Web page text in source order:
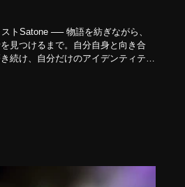
トSatone ── 物語を紡ぎながら、
見つけるまで。自分自身と向き合
続け、自分だけのアイデンティティ